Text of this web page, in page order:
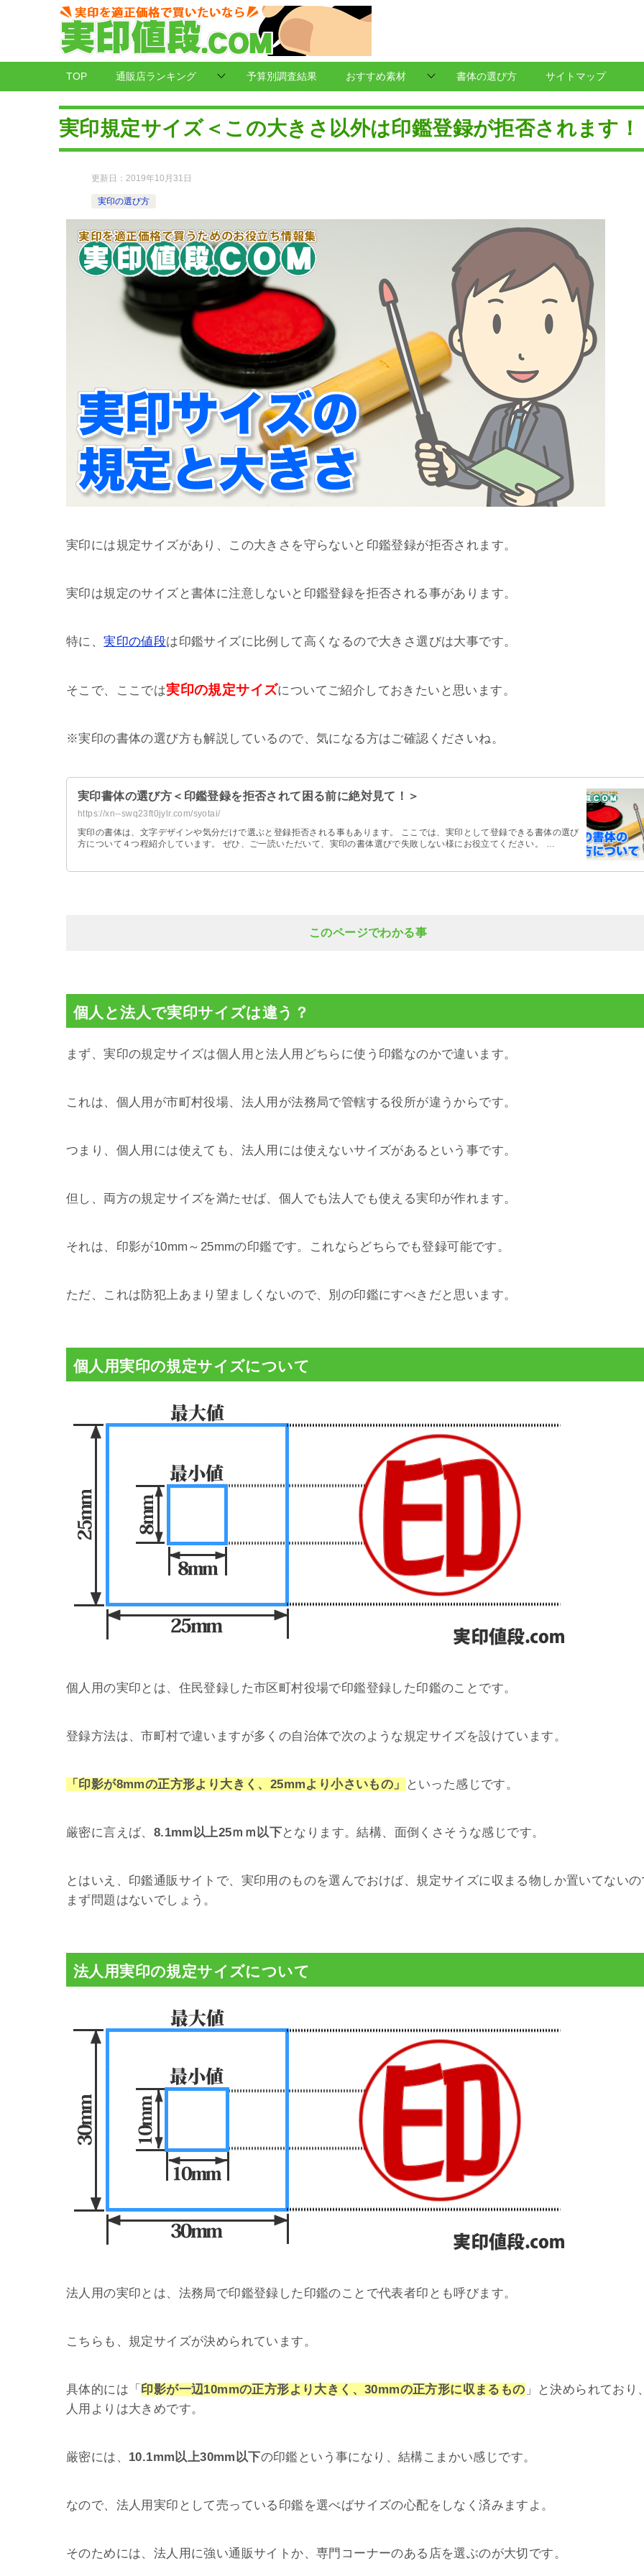
TOP 通販店ランキング 予算別調査結果 おすすめ素材 書体の選び方 サイトマップ
実印規定サイズ＜この大きさ以外は印鑑登録が拒否されます！
更新日： 2019年10月31日
実印の選び方
実印には規定サイズがあり、この大きさを守らないと印鑑登録が拒否されます。
実印は規定のサイズと書体に注意しないと印鑑登録を拒否される事があります。
特に、実印の値段は印鑑サイズに比例して高くなるので大きさ選びは大事です。
そこで、ここでは実印の規定サイズについてご紹介しておきたいと思います。
※実印の書体の選び方も解説しているので、気になる方はご確認くださいね。
実印書体の選び方＜印鑑登録を拒否されて困る前に絶対見て！＞
https://xn--swq23ft0jylr.com/syotai/
実印の書体は、文字デザインや気分だけで選ぶと登録拒否される事もあります。 ここでは、実印として登録できる書体の選び
方について４つ程紹介しています。 ぜひ、ご一読いただいて、実印の書体選びで失敗しない様にお役立てください。 …
このページでわかる事
個人と法人で実印サイズは違う？
まず、実印の規定サイズは個人用と法人用どちらに使う印鑑なのかで違います。
これは、個人用が市町村役場、法人用が法務局で管轄する役所が違うからです。
つまり、個人用には使えても、法人用には使えないサイズがあるという事です。
但し、両方の規定サイズを満たせば、個人でも法人でも使える実印が作れます。
それは、印影が10mm～25mmの印鑑です。これならどちらでも登録可能です。
ただ、これは防犯上あまり望ましくないので、別の印鑑にすべきだと思います。
個人用実印の規定サイズについて
個人用の実印とは、住民登録した市区町村役場で印鑑登録した印鑑のことです。
登録方法は、市町村で違いますが多くの自治体で次のような規定サイズを設けています。
「印影が8mmの正方形より大きく、25mmより小さいもの」 といった感じです。
厳密に言えば、 8.1mm以上25ｍｍ以下となります。結構、面倒くさそうな感じです。
とはいえ、印鑑通販サイトで、実印用のものを選んでおけば、規定サイズに収まる物しか置いてない
まず問題はないでしょう。
法人用実印の規定サイズについて
法人用の実印とは、法務局で印鑑登録した印鑑のことで代表者印とも呼びます。
こちらも、規定サイズが決められています。
具体的には「 印影が一辺10mmの正方形より大きく、30mmの正方形に収まるもの 」と決められており
人用よりは大きめです。
厳密には、 10.1mm以上30mm以下の印鑑という事になり、結構こまかい感じです。
なので、法人用実印として売っている印鑑を選べばサイズの心配をしなく済みますよ。
そのためには、法人用に強い通販サイトか、専門コーナーのある店を選ぶのが大切です。